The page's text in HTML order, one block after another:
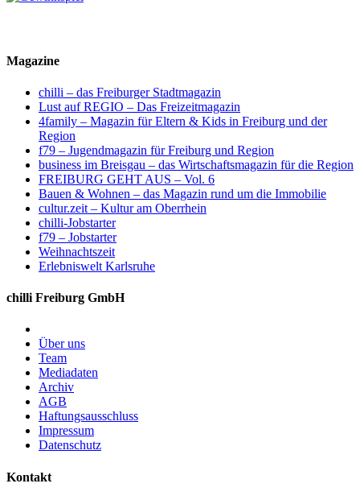
Magazine
chilli – das Freiburger Stadtmagazin
Lust auf REGIO – Das Freizeitmagazin
4family – Magazin für Eltern & Kids in Freiburg und der
Region
f79 – Jugendmagazin für Freiburg und Region
business im Breisgau – das Wirtschaftsmagazin für die Region
FREIBURG GEHT AUS – Vol. 6
Bauen & Wohnen – das Magazin rund um die Immobilie
cultur.zeit – Kultur am Oberrhein
chilli-Jobstarter
f79 – Jobstarter
Weihnachtszeit
Erlebniswelt Karlsruhe
chilli Freiburg GmbH
Über uns
Team
Mediadaten
Archiv
AGB
Haftungsausschluss
Impressum
Datenschutz
Kontakt